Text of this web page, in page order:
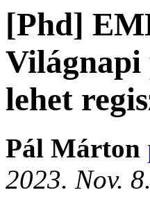
[Phd]
Világnapi
lehet
Pál Márton
2023. Nov.